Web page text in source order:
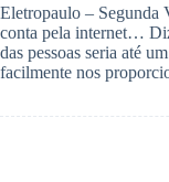
Eletropaulo – Segunda
conta pela internet…
das pessoas seria até
facilmente nos